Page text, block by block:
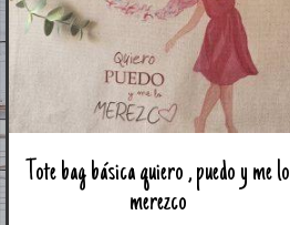
Tote bag básica quiero , puedo y me lo
merezco